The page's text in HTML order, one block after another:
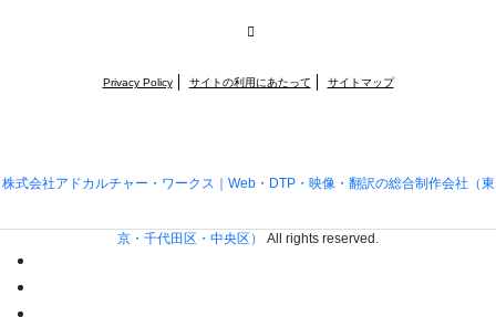
Privacy Policy サイトの利用にあたって サイトマップ
株式会社アドカルチャー・ワークス｜Web・DTP・映像・翻訳の総合制作会社（東
京・千代田区・中央区） All rights reserved.